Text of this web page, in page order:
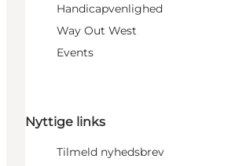
Handicapvenlighed
Way Out West
Events
Nyttige links
Tilmeld nyhedsbrev